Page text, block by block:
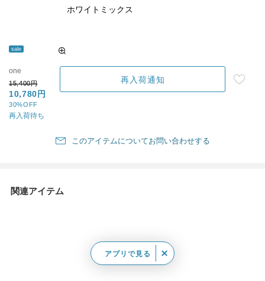
sale
ホワイトミックス
one
15,400円
10,780円
30%OFF
再入荷待ち
再入荷通知
このアイテムについてお問い合わせする
関連アイテム
アプリで見る